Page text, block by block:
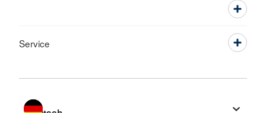
Service
Sprache wechseln zu